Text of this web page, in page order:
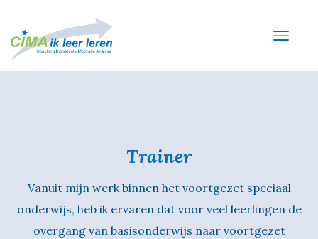
Trainer
Vanuit mijn werk binnen het voortgezet speciaal
onderwijs, heb ik ervaren dat voor veel leerlingen de
overgang van basisonderwijs naar voortgezet